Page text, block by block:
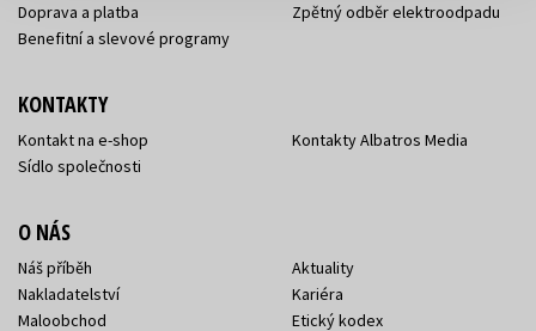
Doprava a platba
Benefitní a slevové programy
Zpětný odběr elektroodpadu
KONTAKTY
Kontakt na e-shop
Sídlo společnosti
Kontakty Albatros Media
O NÁS
Náš příběh
Nakladatelství
Maloobchod
Aktuality
Kariéra
Etický kodex